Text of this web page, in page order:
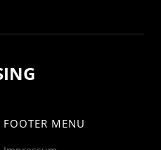
FOOTER MENU